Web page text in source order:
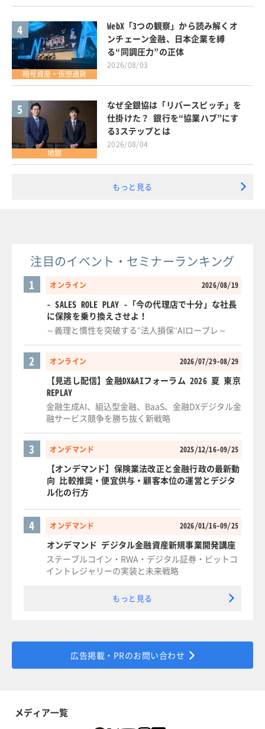
4
暗号資産・仮想通貨
WebX「3つの観察」から読み解くオ
ンチェーン金融、日本企業を縛
る“同調圧力”の正体
2026/08/03
5
地銀
なぜ全銀協は「リバースピッチ」を
仕掛けた？ 銀行を“協業ハブ”にす
る3ステップとは
2026/08/04
もっと見る
注目のイベント・セミナーランキング
オンライン 2026/08/19
1
- SALES ROLE PLAY -「今の代理店で十分」な社長
に保険を乗り換えさせよ！
～義理と慣性を突破する"法人損保"AIロープレ～
オンライン 2026/07/29-08/29
2
【見逃し配信】金融DX&AIフォーラム 2026 夏 東京
REPLAY
金融生成AI、組込型金融、BaaS、金融DXデジタル金
融サービス競争を勝ち抜く新戦略
オンデマンド 2025/12/16-09/25
3
【オンデマンド】保険業法改正と金融行政の最新動
向 比較推奨・便宜供与・顧客本位の運営とデジタ
ル化の行方
オンデマンド 2026/01/16-09/25
4
オンデマンド デジタル金融資産新規事業開発講座
ステーブルコイン・RWA・デジタル証券・ビットコ
イントレジャリーの実装と未来戦略
もっと見る
広告掲載・PRのお問い合わせ
メディア一覧